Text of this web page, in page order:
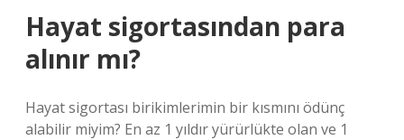
Hayat sigortasından para
alınır mı?
Hayat sigortası birikimlerimin bir kısmını ödünç
alabilir miyim? En az 1 yıldır yürürlükte olan ve 1